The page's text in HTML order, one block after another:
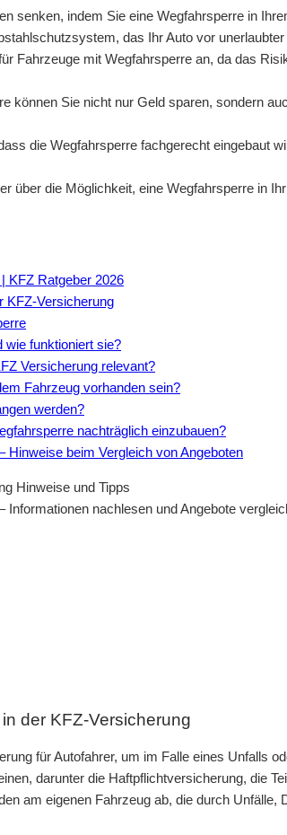
senken, indem Sie eine Wegfahrsperre in
das Ihr Auto vor
Fahrzeuge mit Wegfahrsperre an, da das
können Sie nicht nur Geld sparen, sondern
die Wegfahrsperre fachgerecht eingebaut
über die Möglichkeit, eine Wegfahrsperre in
KFZ Ratgeber 2026
KFZ-Versicherung
wie funktioniert sie?
Versicherung relevant?
Fahrzeug vorhanden sein?
werden?
nachträglich einzubauen?
Hinweise beim Vergleich von Angeboten
Informationen nachlesen und Angebote
der KFZ-Versicherung
für Autofahrer, um im Falle eines Unfalls
darunter die Haftpflichtversicherung, die
am eigenen Fahrzeug ab, die durch Unfälle,